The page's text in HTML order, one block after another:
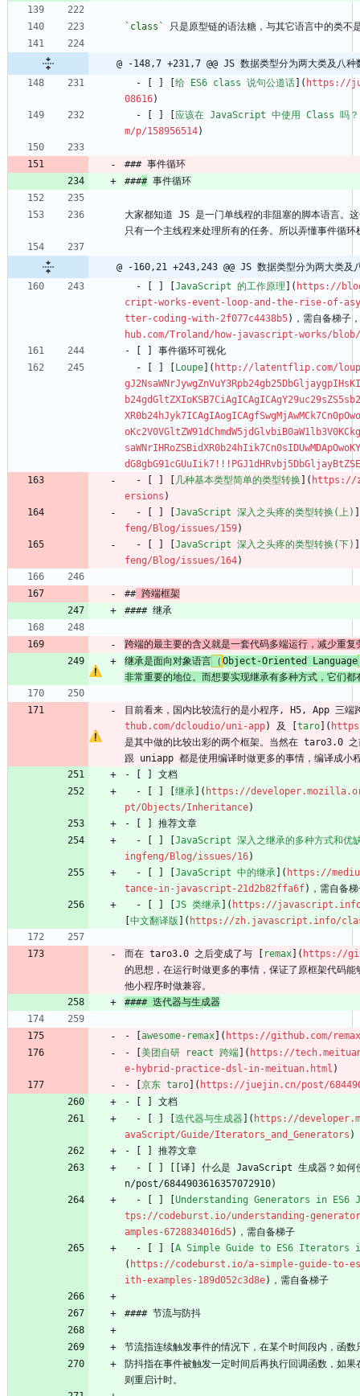
`class` 只是原型链的语法糖，与其它语言中的类不
@ -148,7 +231,7 @@ JS 数据类型分为两大类及八种
  - [ ] [
给 ES6 class 说句公道话 ]( https://
08616)
  - [ ] [
应该在 JavaScript 中使用 Class 吗？
m/p/158956514)
### 事件循环
#### 事件循环
大家都知道 JS 是一门单线程的非阻塞的脚本语言。
只有一个主线程来处理所有的任务。所以弄懂事件循
@ -160,21 +243,243 @@ JS 数据类型分为两大类及
  - [ ] [
JavaScript 的工作原理 ]( https://
cript-works-event-loop-and-the-rise-of-
tter-coding-with-2f077c4438b5)，需自备梯子
hub.com/Troland/how-javascript-works/
- [ ] 事件循环可视化
  - [ ] [
Loupe ]( http://latentflip.com/loupe/
  - [ ] [
几种基本类型简单的类型转换 ]( https://
ersions )
  - [ ] [
JavaScript 深入之头疼的类型转换(上)
feng/Blog/issues/159)
  - [ ] [
JavaScript 深入之头疼的类型转换(下)
feng/Blog/issues/164)
## 跨端框架
#### 继承
跨端的最主要的含义就是一套代码多端运行，减少重复
继承是面向对象语言 （ Object-Oriented Language
非常重要的地位。而想要实现继承有多种方式，它们都
目前看来，国内比较流行的是小程序, H5, App 三端
thub.com/dcloudio/uni-app) 及 [ taro ](
是其中做的比较出彩的两个框架。当然在 taro3.0 之
跟 uniapp 都是使用编译时做更多的事情，编译成小
- [ ] 文档
  - [ ] [
继承 ]( https://
pt/Objects/Inheritance)
- [ ] 推荐文章
  - [ ] [
JavaScript 深入之继承的多种方式和优
ingfeng/Blog/issues/16)
  - [ ] [
JavaScript 中的继承 ]( https://
tance-in-javascript-21d2b82ffa6f)，需自备梯
  - [ ] [
JS 类继承 ]( https://
中文翻译版 ]( https://zh.javascript.info/
而在 taro3.0 之后变成了与 [ remax ]( https://
的思想，在运行时做更多的事情，保证了原框架代码
他小程序时做兼容。
#### 迭代器与生成器
- [ awesome-remax ]( https://github.com/
- [ 美团自研 react 跨端 ]( https://
e-hybrid-practice-dsl-in-meituan.html )
- [ 京东 taro ]( https://juejin.cn/post/
- [ ] 文档
  - [ ] [
迭代器与生成器 ]( https://
avaScript/Guide/Iterators_and_Generators )
- [ ] 推荐文章
n/post/6844903616357072910)
  - [ ] [
Understanding Generators in ES6
tps://codeburst.io/understanding-
amples-6728834016d5)，需自备梯子
  - [ ] [
A Simple Guide to ES6 Iterators
( https://codeburst.io/a-simple-guide-to-
ith-examples-189d052c3d8e)，需自备梯子
#### 节流与防抖
节流指连续触发事件的情况下，在某个时间段内，函数
防抖指在事件被触发一定时间后再执行回调函数，如
则重启计时。